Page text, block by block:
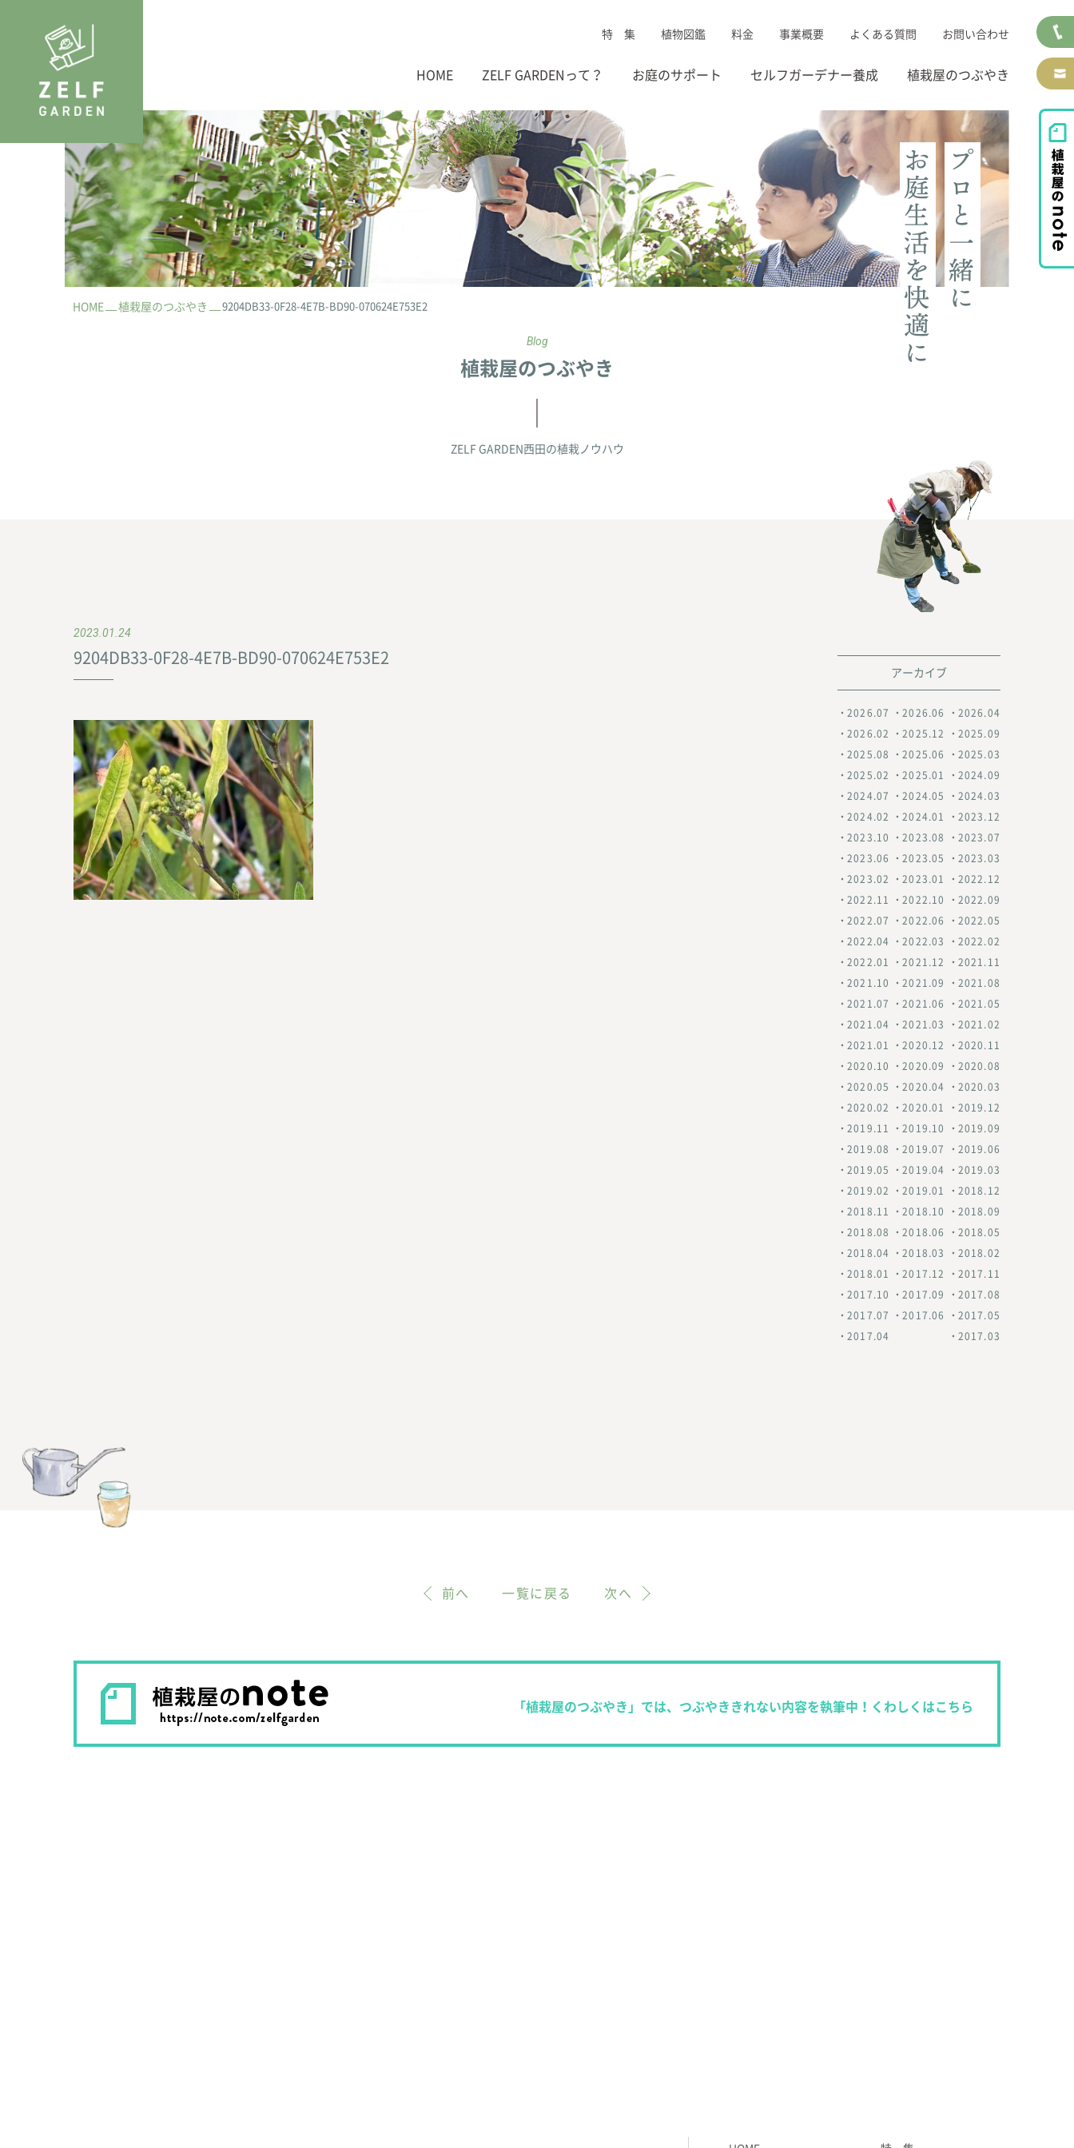
HOME ZELF GARDENって？ お庭のサポート セルフガーデナー養成 植栽屋のつぶやき
特 集 植物図鑑 料金 事業概要 よくある質問 お問い合わせ
HOME 植栽屋のつぶやき 9204DB33-0F28-4E7B-BD90-070624E753E2
Blog
植栽屋のつぶやき
ZELF GARDEN西田の植栽ノウハウ
2023.01.24
9204DB33-0F28-4E7B-BD90-070624E753E2
アーカイブ
2026.07 2026.06 2026.04
2026.02 2025.12 2025.09
2025.08 2025.06 2025.03
2025.02 2025.01 2024.09
2024.07 2024.05 2024.03
2024.02 2024.01 2023.12
2023.10 2023.08 2023.07
2023.06 2023.05 2023.03
2023.02 2023.01 2022.12
2022.11 2022.10 2022.09
2022.07 2022.06 2022.05
2022.04 2022.03 2022.02
2022.01 2021.12 2021.11
2021.10 2021.09 2021.08
2021.07 2021.06 2021.05
2021.04 2021.03 2021.02
2021.01 2020.12 2020.11
2020.10 2020.09 2020.08
2020.05 2020.04 2020.03
2020.02 2020.01 2019.12
2019.11 2019.10 2019.09
2019.08 2019.07 2019.06
2019.05 2019.04 2019.03
2019.02 2019.01 2018.12
2018.11 2018.10 2018.09
2018.08 2018.06 2018.05
2018.04 2018.03 2018.02
2018.01 2017.12 2017.11
2017.10 2017.09 2017.08
2017.07 2017.06 2017.05
2017.04 2017.03
前へ 一覧に戻る 次へ
「植栽屋のつぶやき」では、つぶやききれない内容を執筆中！くわしくはこちら